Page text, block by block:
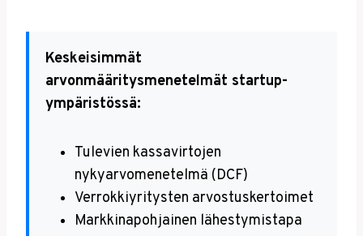
Keskeisimmät
arvonmääritysmenetelmät startup-
ympäristössä:
Tulevien kassavirtojen
nykyarvomenetelmä (DCF)
Verrokkiyritysten arvostuskertoimet
Markkinapohjainen lähestymistapa